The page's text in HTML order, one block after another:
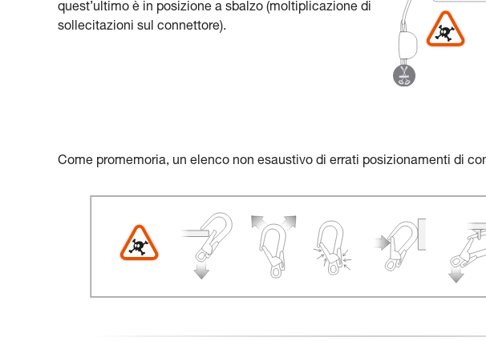
quest’ultimo è in posizione a sbalzo (moltiplicazione di
sollecitazioni sul connettore).
Come promemoria, un elenco non esaustivo di errati posizionamenti di